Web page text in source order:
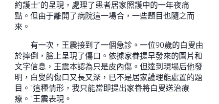
約護士”的呈現，處理了患者居家照護中的一年夜痛
點。但由于離開了病院這一場合，一些題目也隨之而
來。
有一次，王震接到了一個急診。一位90歲的白叟由
於摔倒，臉上呈現了傷口。依據家眷提早發來的圖片和
文字信息，王震本認為只是皮內傷。但達到現場后他發
明，白叟的傷口又長又深，已不是居家護理能處置的題
目。“這種情形，我只能當即提出家眷將白叟送治療
療。”王震表現。